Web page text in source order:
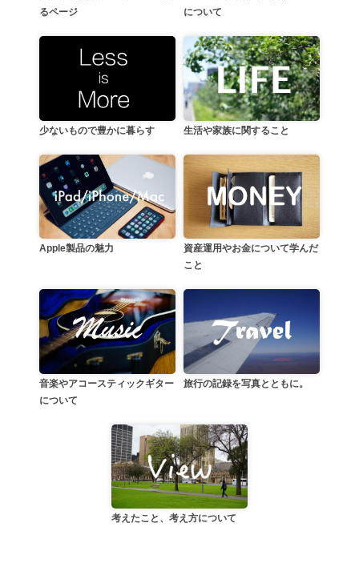
るページ
について
少ないもので豊かに暮らす 生活や家族に関すること
Apple製品の魅力
資産運用やお金について学んだ
こと
音楽やアコースティックギター
について
旅行の記録を写真とともに。
考えたこと、考え方について